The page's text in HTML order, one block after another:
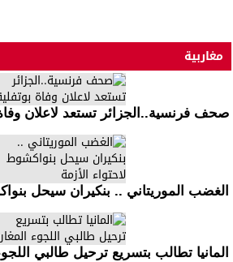
مغاربية
صحف فرنسية..الجزائر تستعد لاعلان وفاة
الغضب الموريتاني .. بنكيران سيحل
المانيا تطالب بتسريع ترحيل طالبي